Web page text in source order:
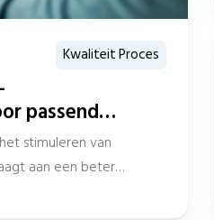
Kwaliteit Proces
passend
zorgketen
stimuleren van
aan een beter